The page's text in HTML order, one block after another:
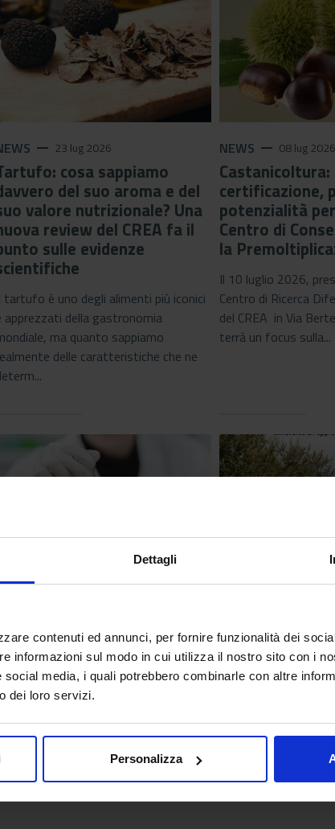
Dettagli
contenuti ed annunci, per fornire funzionalità dei
informazioni sul modo in cui utilizza il nostro sito con i
media, i quali potrebbero combinarle con altre
dei loro servizi.
Personalizza
remove 23 lug 2026
cosa sappiamo
del suo aroma e del
valore nutrizionale? Una
review del CREA fa il
sulle evidenze
tartufo è uno degli alimenti più iconici
apprezzati della gastronomia
ma quanto sappiamo
delle caratteristiche che ne
NEWS remove 08 lug 2026
Castanicoltura:
certificazione,
potenzialità
Centro di
la
Il 10 luglio 2026,
Centro di Ricerca
del CREA in Via
terrà un focus sulla...
ricerca dell’olivo
Xylella fastidiosa è
stato scoperto per la prima volta in
Missione
Il progetto